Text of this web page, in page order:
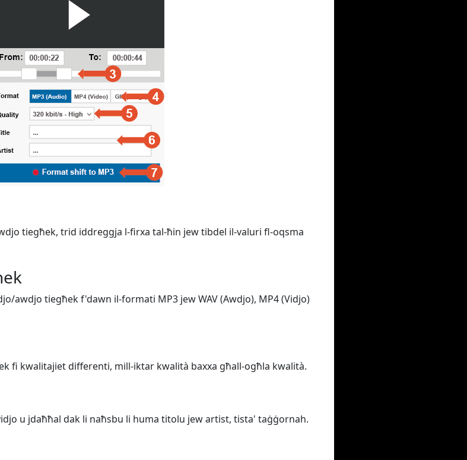
tiegħek, trid iddreggja l-firxa tal-ħin jew tibdel il-valuri fl-oqsma
awdjo tiegħek f'dawn il-formati MP3 jew WAV (Awdjo), MP4 (Vidjo)
fi kwalitajiet differenti, mill-iktar kwalità baxxa għall-ogħla kwalità.
u jdaħħal dak li naħsbu li huma titolu jew artist, tista' taġġornah.